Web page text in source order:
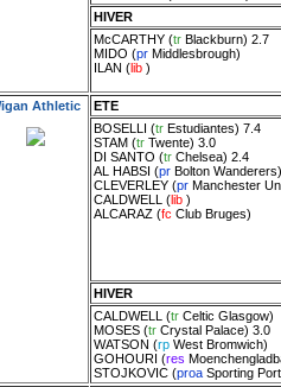
HIVER
McCARTHY(tr Blackburn) 2.7
MIDO (pr Middlesbrough)
ILAN (lib )
Athletic
ETE
BOSELLI (tr Estudiantes) 7.4
STAM(tr Twente) 3.0
DI SANTO (tr Chelsea) 2.4
AL HABSI (pr Bolton Wanderers)
CLEVERLEY(pr Manchester
CALDWELL (lib )
ALCARAZ(fc Club Bruges)
HIVER
CALDWELL (tr Celtic Glasgow)
MOSES(tr Crystal Palace) 3.0
WATSON (rp West Bromwich)
GOHOURI (res
STOJKOVIC(proa Sporting